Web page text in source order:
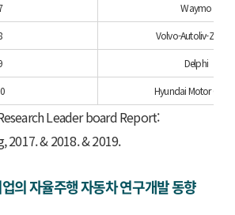
Waymo
Volvo-Autoliv-
Delphi
Hyundai Motor
Leader board Report:
& 2018. & 2019.
의 자율주행 자동차 연구개발 동향